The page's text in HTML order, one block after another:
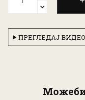
ПРЕГЛЕДАЈ ВИДЕО
Можеби